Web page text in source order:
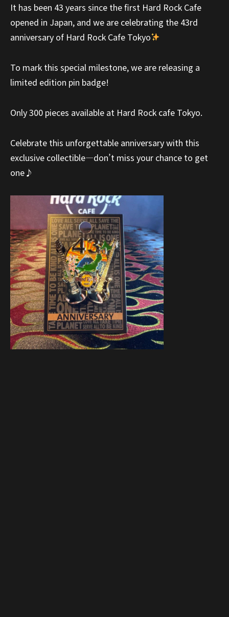
It has been 43 years since the first Hard Rock Cafe
opened in Japan, and we are celebrating the 43rd
anniversary of Hard Rock Cafe Tokyo
To mark this special milestone, we are releasing a
limited edition pin badge!
Only 300 pieces available at Hard Rock cafe Tokyo.
Celebrate this unforgettable anniversary with this
exclusive collectible—don’t miss your chance to get
one♪